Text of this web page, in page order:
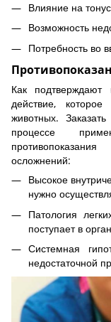
Влияние на
Возможность
Потребность во
Как подтверждают
действие,
животных.
процессе
осложнений:
Высокое
нужно
Патология
поступает в
Системная
недостаточной